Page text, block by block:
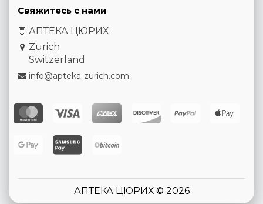
Свяжитесь с нами
АПТЕКА ЦЮРИХ
Zurich
Switzerland
info@apteka-zurich.com
АПТЕКА ЦЮРИХ © 2026